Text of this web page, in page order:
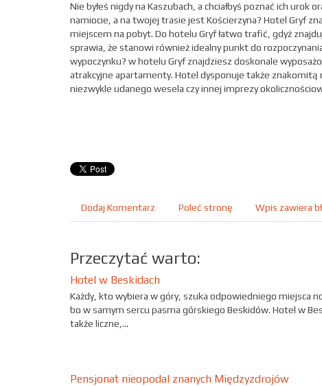
Nie byłeś nigdy na Kaszubach, a chciałbyś poznać ich
namiocie, a na twojej trasie jest Kościerzyna? Hotel Gryf
miejscem na pobyt. Do hotelu Gryf łatwo trafić, gdyż
sprawia, że stanowi również idealny punkt do
wypoczynku? w hotelu Gryf znajdziesz doskonale
atrakcyjne apartamenty. Hotel dysponuje także
niezwykle udanego wesela czy innej imprezy
Dodaj Komentarz Poleć stronę Wpis zawiera
Przeczytać warto:
Hotel w Beskidach
Każdy, kto wybiera w góry, szuka odpowiedniego miejsca
bo w samym sercu pasma górskiego Beskidów. Hotel w
także liczne,...
Pensjonat nieopodal znanych Międzyzdrojów